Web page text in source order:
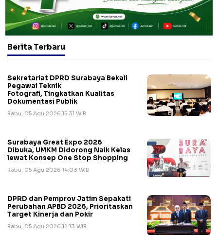
Berita Terbaru
Sekretariat DPRD Surabaya Bekali
Pegawai Teknik
Fotografi, Tingkatkan Kualitas
Dokumentasi Publik
Rabu, 05 Agu 2026 15:31 WIB
Surabaya Great Expo 2026
Dibuka, UMKM Didorong Naik Kelas
lewat Konsep One Stop Shopping
Rabu, 05 Agu 2026 14:03 WIB
DPRD dan Pemprov Jatim Sepakati
Perubahan APBD 2026, Prioritaskan
Target Kinerja dan Pokir
Rabu, 05 Agu 2026 12:13 WIB